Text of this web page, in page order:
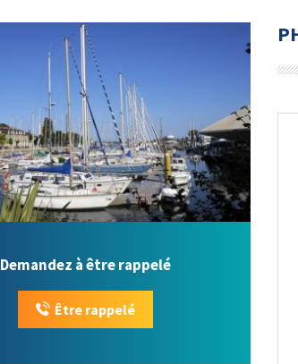
Demandez à être rappelé
Être rappelé